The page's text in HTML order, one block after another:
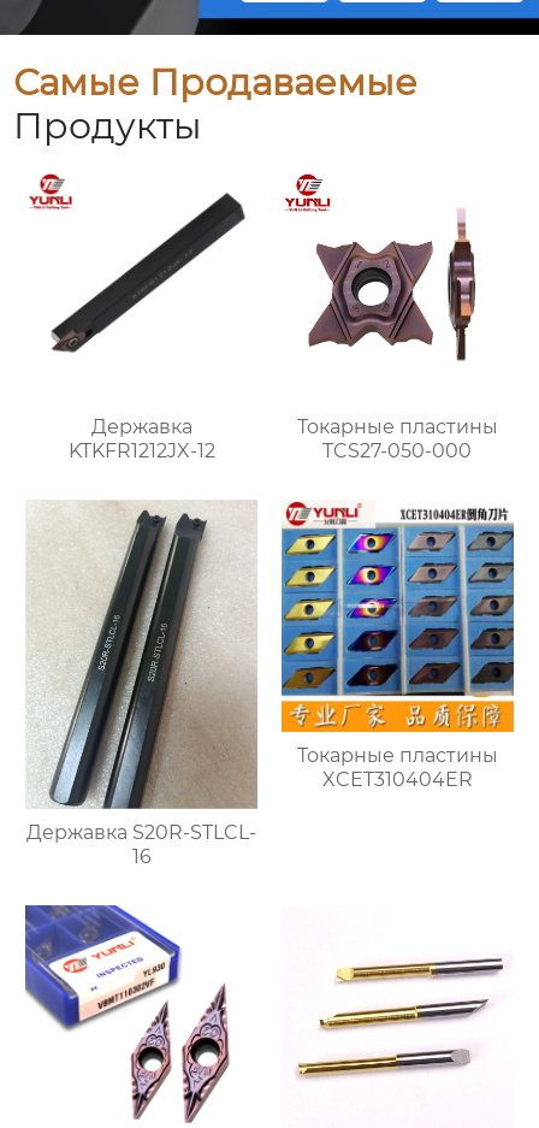
Самые Продаваемые
Продукты
Державка
KTKFR1212JX-12
Токарные пластины
TCS27-050-000
Державка S20R-STLCL-
16
Токарные пластины
XCET310404ER